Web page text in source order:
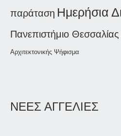
παράταση Ημερήσια
Πανεπιστήμιο Θεσσαλίας
Αρχιτεκτονικής Ψήφισμα
ΝΕΕΣ ΑΓΓΕΛΙΕΣ